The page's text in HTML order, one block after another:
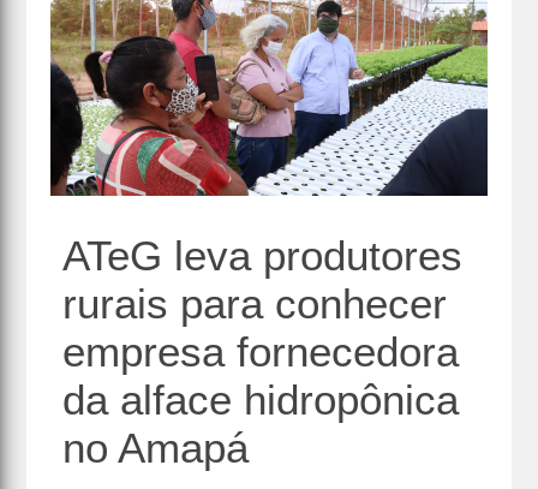
ATeG leva produtores
rurais para conhecer
empresa fornecedora
da alface hidropônica
no Amapá